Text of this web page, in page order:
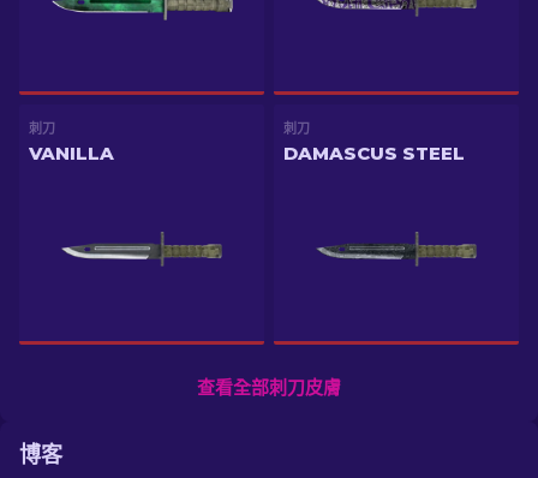
刺刀
VANILLA
刺刀
DAMASCUS STEEL
查看全部刺刀皮膚
博客